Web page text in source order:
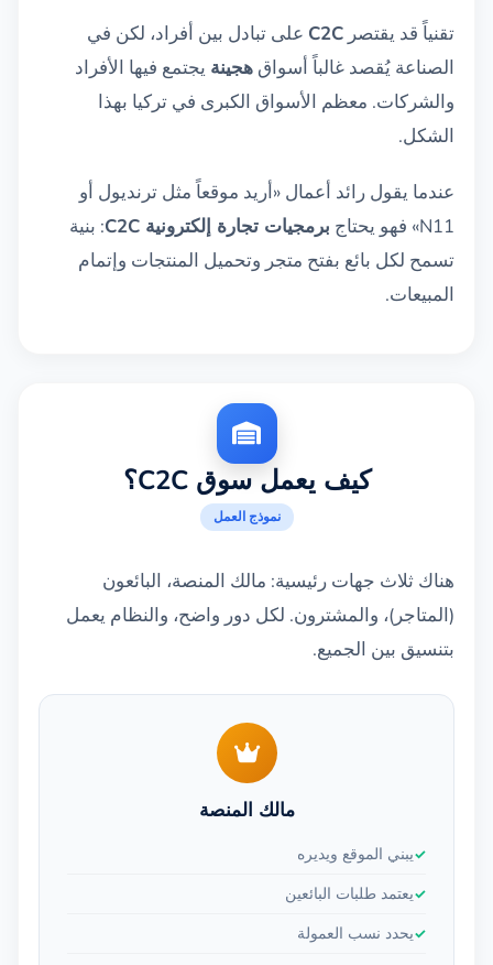
تقنياً قد يقتصر C2C على تبادل بين أفراد، لكن في
الصناعة يُقصد غالباً أسواق هجينة يجتمع فيها الأفراد
والشركات. معظم الأسواق الكبرى في تركيا بهذا
الشكل.
عندما يقول رائد أعمال «أريد موقعاً مثل ترنديول أو
N11» فهو يحتاج
برمجيات تجارة إلكترونية C2C
: بنية
تسمح لكل بائع بفتح متجر وتحميل المنتجات وإتمام
المبيعات.
كيف يعمل سوق C2C؟
نموذج العمل
هناك ثلاث جهات رئيسية: مالك المنصة، البائعون
(المتاجر)، والمشترون. لكل دور واضح، والنظام يعمل
بتنسيق بين الجميع.
مالك المنصة
يبني الموقع ويديره
يعتمد طلبات البائعين
يحدد نسب العمولة